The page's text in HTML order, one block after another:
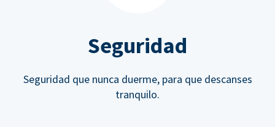
Seguridad
Seguridad que nunca duerme, para que descanses
tranquilo.